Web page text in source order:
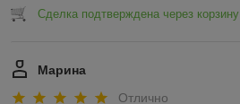
Сделка подтверждена через корзину
Марина
Отлично